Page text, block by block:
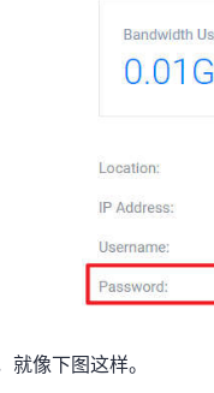
像下图这样。